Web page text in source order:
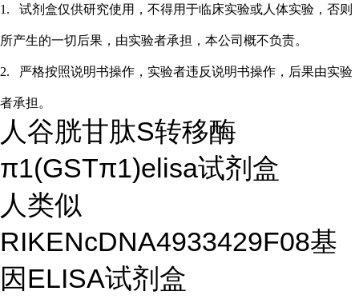
1. 试剂盒仅供研究使用，不得用于临床实验或人 体实验，否则
所产生的一切后果，由实验者承担，本公司概不负责。
2. 严格按照说明书操作，实验者违反说明书操作，后果由实验
者承担。
人谷胱甘肽S转移酶
π1(GSTπ1)elisa试剂盒
人类似
RIKENcDNA4933429F08基
因ELISA试剂盒